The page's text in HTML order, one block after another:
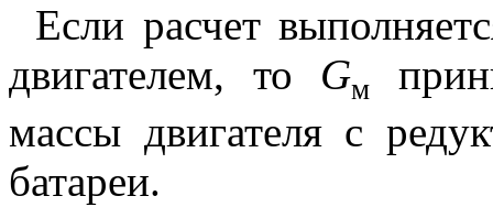
Если расчет
двигателем, то Gм
массы двигателя с
батареи.